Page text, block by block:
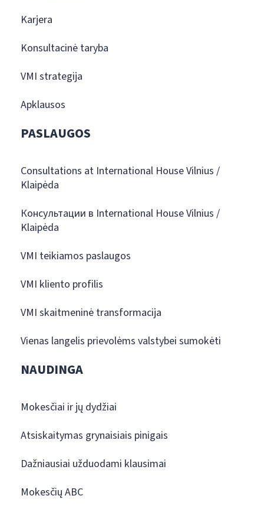
Karjera
Konsultacinė taryba
VMI strategija
Apklausos
PASLAUGOS
Consultations at International House Vilnius /
Klaipėda
Консультации в International House Vilnius /
Klaipėda
VMI teikiamos paslaugos
VMI kliento profilis
VMI skaitmeninė transformacija
Vienas langelis prievolėms valstybei sumokėti
NAUDINGA
Mokesčiai ir jų dydžiai
Atsiskaitymas grynaisiais pinigais
Dažniausiai užduodami klausimai
Mokesčių ABC